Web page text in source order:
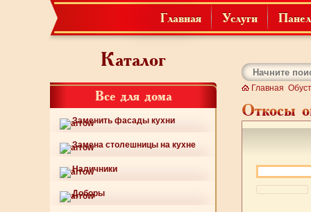
Главная Услуги
Каталог
Все для дома
Заменить фасады кухни
Замена столешницы на кухне
Наличники
Доборы
Главная
Откосы